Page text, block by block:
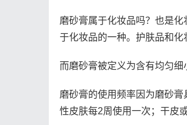
磨砂膏属于化妆品吗？也是
于化妆品的一种。护肤品和化
而磨砂膏被定义为含有均匀细
磨砂膏的使用频率因为磨砂
性皮肤每2周使用一次；干皮